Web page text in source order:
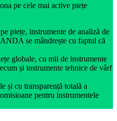
pe cele mai active piețe
piețe, instrumente de analiză de
se mândrește cu faptul că
globale, cu mii de instrumente
și instrumente tehnice de vârf
și cu transparență totală a
pentru instrumentele